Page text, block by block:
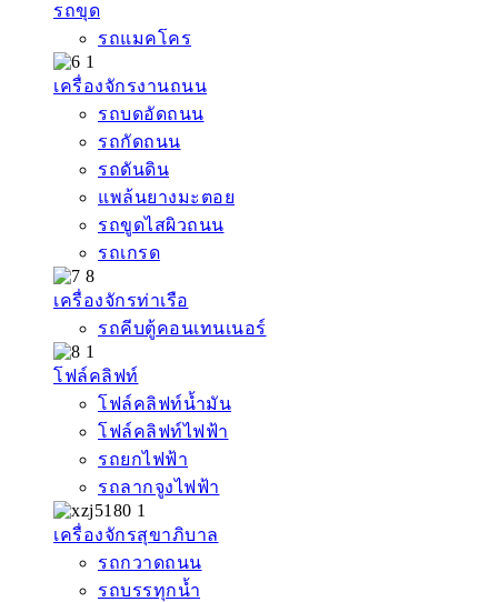
รถขุด
รถแมคโคร
เครื่องจักรงานถนน
รถบดอัดถนน
รถกัดถนน
รถดันดิน
แพล้นยางมะตอย
รถขูดไสผิวถนน
รถเกรด
เครื่องจักรท่าเรือ
รถคีบตู้คอนเทนเนอร์
โฟล์คลิฟท์
โฟล์คลิฟท์น้ำมัน
โฟล์คลิฟท์ไฟฟ้า
รถยกไฟฟ้า
รถลากจูงไฟฟ้า
เครื่องจักรสุขาภิบาล
รถกวาดถนน
รถบรรทุกน้ำ